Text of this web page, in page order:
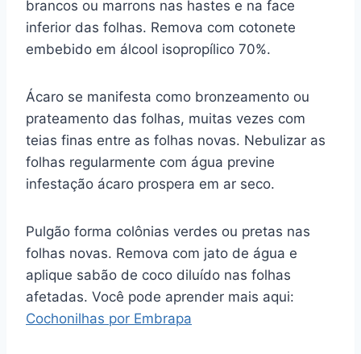
brancos ou marrons nas hastes e na face
inferior das folhas. Remova com cotonete
embebido em álcool isopropílico 70%.
Ácaro se manifesta como bronzeamento ou
prateamento das folhas, muitas vezes com
teias finas entre as folhas novas. Nebulizar as
folhas regularmente com água previne
infestação ácaro prospera em ar seco.
Pulgão forma colônias verdes ou pretas nas
folhas novas. Remova com jato de água e
aplique sabão de coco diluído nas folhas
afetadas. Você pode aprender mais aqui:
Cochonilhas por Embrapa